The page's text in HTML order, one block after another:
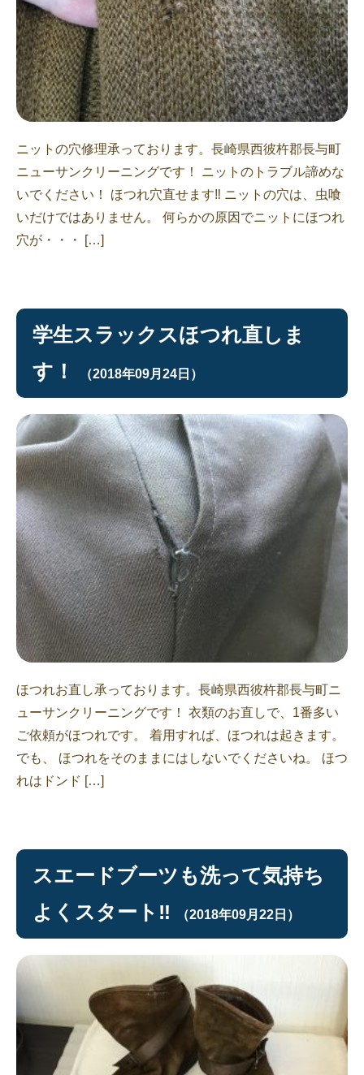
ニットの穴修理承っております。長崎県西彼杵郡長与町
ニューサンクリーニングです！ ニットのトラブル諦めな
いでください！ ほつれ穴直せます‼︎ ニットの穴は、虫喰
いだけではありません。 何らかの原因でニットにほつれ
穴が・・・ […]
学生スラックスほつれ直しま
す！
（2018年09月24日）
ほつれお直し承っております。長崎県西彼杵郡長与町ニ
ューサンクリーニングです！ 衣類のお直しで、1番多い
ご依頼がほつれです。 着用すれば、ほつれは起きます。
でも、 ほつれをそのままにはしないでくださいね。 ほつ
れはドンド […]
スエードブーツも洗って気持ち
よくスタート‼︎
（2018年09月22日）